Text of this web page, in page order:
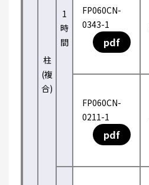
柱
(複
合)
1
時
間
FP060CN-
0343-1
pdf
FP060CN-
0211-1
pdf